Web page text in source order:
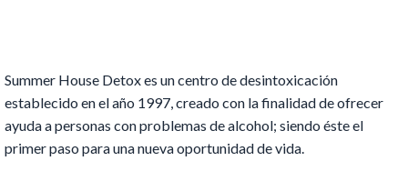
Summer House Detox es un centro de desintoxicación
establecido en el año 1997, creado con la finalidad de ofrecer
ayuda a personas con problemas de alcohol; siendo éste el
primer paso para una nueva oportunidad de vida.